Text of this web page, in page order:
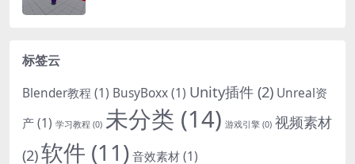
标签云
Blender教程 (1) BusyBoxx(1) Unity插件 (2) Unreal资
产(1) 学习教程 (0) 未分类 (14) 游戏引擎 (0) 视频素材
(2)软件 (11)音效素材(1)